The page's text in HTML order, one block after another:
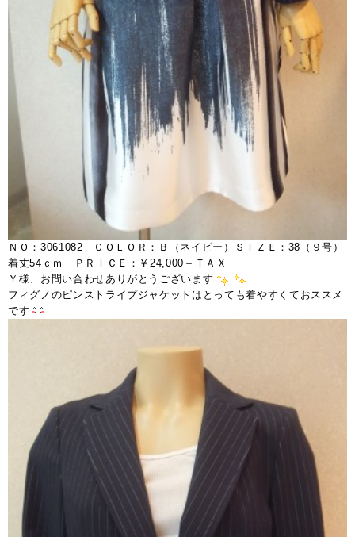
ＮＯ：3061082 ＣＯＬＯＲ：Ｂ（ネイビー）ＳＩＺＥ：38（９号）
着丈54ｃｍ ＰＲＩＣＥ：￥24,000＋ＴＡＸ
Ｙ様、お問い合わせありがとうございます
フィグノのピンストライプジャケットはとっても着やすくておススメ
です